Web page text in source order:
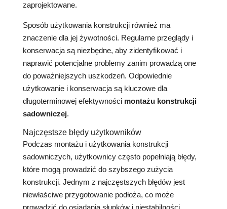
zaprojektowane.
Sposób użytkowania konstrukcji również ma
znaczenie dla jej żywotności. Regularne przeglądy i
konserwacja są niezbędne, aby zidentyfikować i
naprawić potencjalne problemy zanim prowadzą one
do poważniejszych uszkodzeń. Odpowiednie
użytkowanie i konserwacja są kluczowe dla
długoterminowej efektywności montażu konstrukcji
sadowniczej.
Najczęstsze błędy użytkowników
Podczas montażu i użytkowania konstrukcji
sadowniczych, użytkownicy często popełniają błędy,
które mogą prowadzić do szybszego zużycia
konstrukcji. Jednym z najczęstszych błędów jest
niewłaściwe przygotowanie podłoża, co może
prowadzić do osiadania słupków i niestabilności